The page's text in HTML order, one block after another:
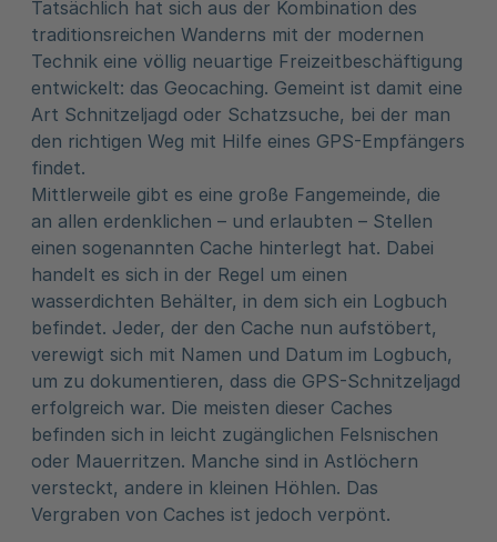
Tatsächlich hat sich aus der Kombination des
traditionsreichen Wanderns mit der modernen
Technik eine völlig neuartige Freizeitbeschäftigung
entwickelt: das Geocaching. Gemeint ist damit eine
Art Schnitzeljagd oder Schatzsuche, bei der man
den richtigen Weg mit Hilfe eines GPS-Empfängers
findet.
Mittlerweile gibt es eine große Fangemeinde, die
an allen erdenklichen – und erlaubten – Stellen
einen sogenannten Cache hinterlegt hat. Dabei
handelt es sich in der Regel um einen
wasserdichten Behälter, in dem sich ein Logbuch
befindet. Jeder, der den Cache nun aufstöbert,
verewigt sich mit Namen und Datum im Logbuch,
um zu dokumentieren, dass die GPS-Schnitzeljagd
erfolgreich war. Die meisten dieser Caches
befinden sich in leicht zugänglichen Felsnischen
oder Mauerritzen. Manche sind in Astlöchern
versteckt, andere in kleinen Höhlen. Das
Vergraben von Caches ist jedoch verpönt.